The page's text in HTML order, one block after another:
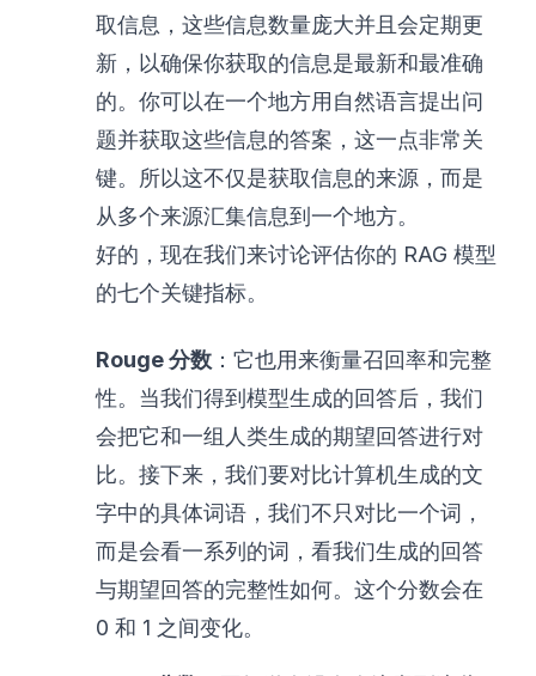
取信息，这些信息数量庞大并且会定期更
新，以确保你获取的信息是最新和最准确
的。你可以在一个地方用自然语言提出问
题并获取这些信息的答案，这一点非常关
键。所以这不仅是获取信息的来源，而是
从多个来源汇集信息到一个地方。
好的，现在我们来讨论评估你的 RAG 模型
的七个关键指标。
Rouge 分数 ：它也用来衡量召回率和完整
性。当我们得到模型生成的回答后，我们
会把它和一组人类生成的期望回答进行对
比。接下来，我们要对比计算机生成的文
字中的具体词语，我们不只对比一个词，
而是会看一系列的词，看我们生成的回答
与期望回答的完整性如何。这个分数会在
0 和 1 之间变化。